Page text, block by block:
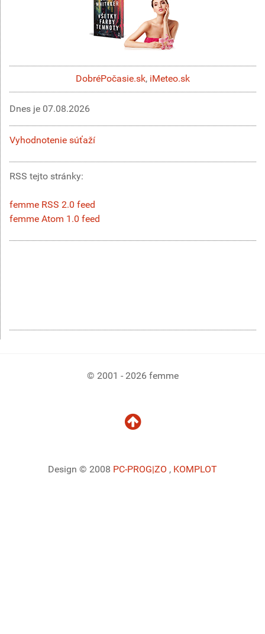
DobréPočasie.sk, iMeteo.sk
Dnes je 07.08.2026
Vyhodnotenie súťaží
RSS tejto stránky:
femme RSS 2.0 feed
femme Atom 1.0 feed
© 2001 - 2026 femme
Design © 2008 PC-PROG|ZO , KOMPLOT